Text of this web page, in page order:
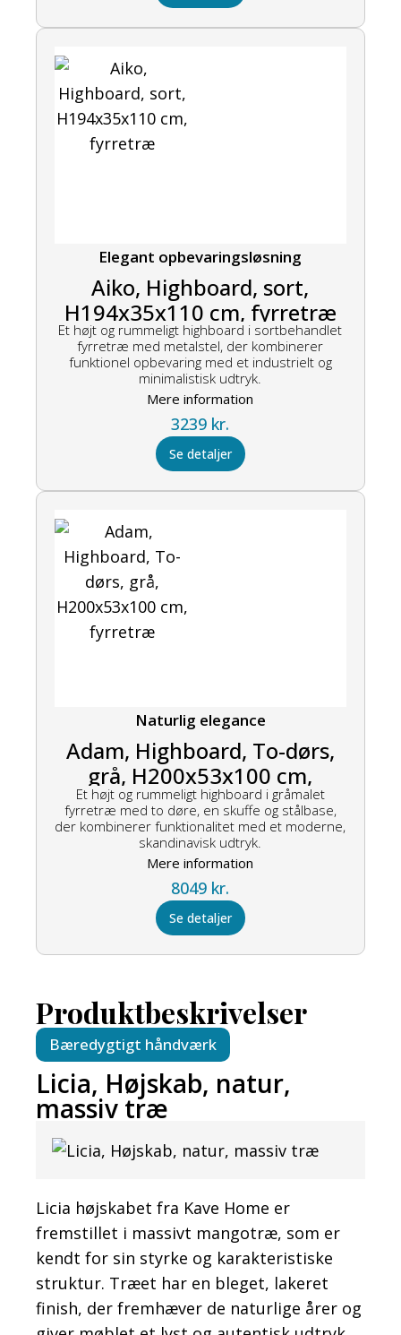
Elegant opbevaringsløsning
Aiko, Highboard, sort,
H194x35x110 cm, fyrretræ
Et højt og rummeligt highboard i sortbehandlet
fyrretræ med metalstel, der kombinerer
funktionel opbevaring med et industrielt og
minimalistisk udtryk.
3239 kr.
Se detaljer
Mere information
Naturlig elegance
Adam, Highboard, To-dørs,
grå, H200x53x100 cm,
fyrretræ
Et højt og rummeligt highboard i gråmalet
fyrretræ med to døre, en skuffe og stålbase,
der kombinerer funktionalitet med et moderne,
skandinavisk udtryk.
8049 kr.
Se detaljer
Mere information
Produktbeskrivelser
Bæredygtigt håndværk
Licia, Højskab, natur,
massiv træ
Licia højskabet fra Kave Home er
fremstillet i massivt mangotræ, som er
kendt for sin styrke og karakteristiske
struktur. Træet har en bleget, lakeret
finish, der fremhæver de naturlige årer og